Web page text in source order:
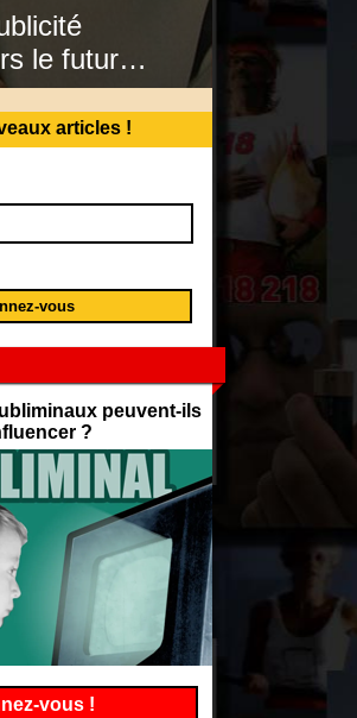
le futur…
articles !
peuvent-ils
?
vous !